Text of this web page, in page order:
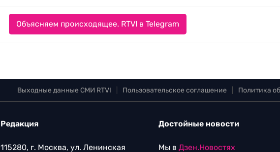
Объясняем происходящее. RTVI в Telegram
Выходные данные СМИ RTVI Пользовательское соглашение Политика
Редакция
115280, г. Москва, ул. Ленинская
Достойные новости
Мы в Дзен.Новостях